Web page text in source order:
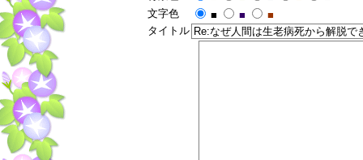
文字色
■ ■
■
タイトル